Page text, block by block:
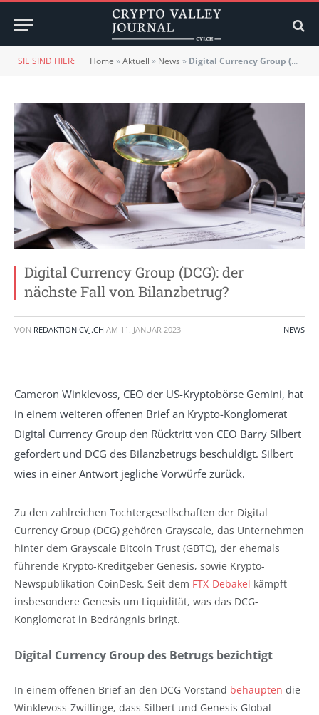
SIE SIND HIER: Home »Aktuell » News » Digital Currency Group (DCG): der nächste Fall von Bilanzbetrug?
Digital Currency Group (DCG): der
nächste Fall von Bilanzbetrug?
VON REDAKTION CVJ.CH AM 11. JANUAR 2023 NEWS
Cameron Winklevoss, CEO der US-Kryptobörse Gemini, hat
in einem weiteren offenen Brief an Krypto-Konglomerat
Digital Currency Group den Rücktritt von CEO Barry Silbert
gefordert und DCG des Bilanzbetrugs beschuldigt. Silbert
wies in einer Antwort jegliche Vorwürfe zurück.
Zu den zahlreichen Tochtergesellschaften der Digital
Currency Group (DCG) gehören Grayscale, das Unternehmen
hinter dem Grayscale Bitcoin Trust (GBTC), der ehemals
führende Krypto-Kreditgeber Genesis, sowie Krypto-
Newspublikation CoinDesk. Seit dem FTX-Debakel kämpft
insbesondere Genesis um Liquidität, was das DCG-
Konglomerat in Bedrängnis bringt.
Digital Currency Group des Betrugs bezichtigt
In einem offenen Brief an den DCG-Vorstand behaupten die
Winklevoss-Zwillinge, dass Silbert und Genesis Global